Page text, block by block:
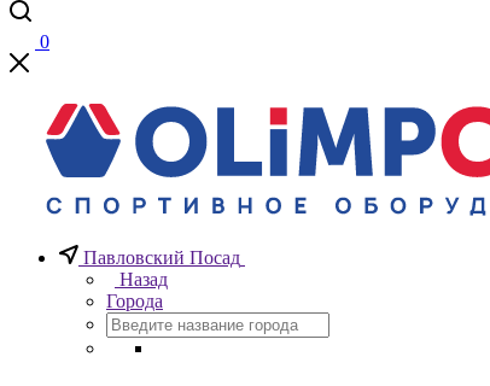
0
Павловский Посад
Назад
Города